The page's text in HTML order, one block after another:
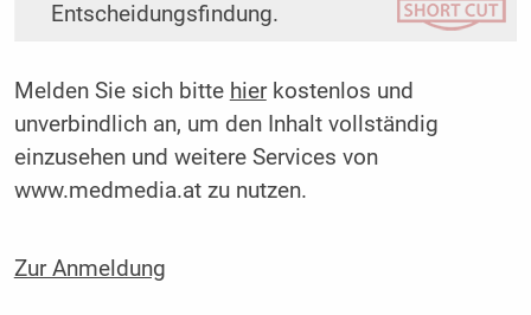
Entscheidungsfindung.
Melden Sie sich bitte hierkostenlos und
unverbindlich an, um den Inhalt vollständig
einzusehen und weitere Services von
www.medmedia.at zu nutzen.
Zur Anmeldung